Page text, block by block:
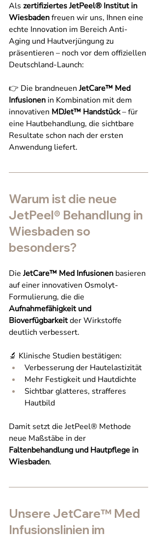
Als zertifiziertes JetPeel® Institut in
Wiesbaden freuen wir uns, Ihnen eine
echte Innovation im Bereich Anti-
Aging und Hautverjüngung zu
präsentieren – noch vor dem offiziellen
Deutschland-Launch:
👉 Die brandneuen JetCare™ Med
Infusionen in Kombination mit dem
innovativen MDJet™ Handstück – für
eine Hautbehandlung, die sichtbare
Resultate schon nach der ersten
Anwendung liefert.
Warum ist die neue
JetPeel® Behandlung in
Wiesbaden so
besonders?
Die JetCare™ Med Infusionen basieren
auf einer innovativen Osmolyt-
Formulierung, die die
Aufnahmefähigkeit und
Bioverfügbarkeit der Wirkstoffe
deutlich verbessert.
🔬 Klinische Studien bestätigen:
Verbesserung der Hautelastizität
Mehr Festigkeit und Hautdichte
Sichtbar glatteres, strafferes
Hautbild
Damit setzt die JetPeel® Methode
neue Maßstäbe in der
Faltenbehandlung und Hautpflege in
Wiesbaden.
Unsere JetCare™ Med
Infusionslinien im